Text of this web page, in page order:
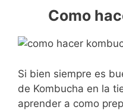
Como
Si bien siempre es
de Kombucha en la
aprender a como